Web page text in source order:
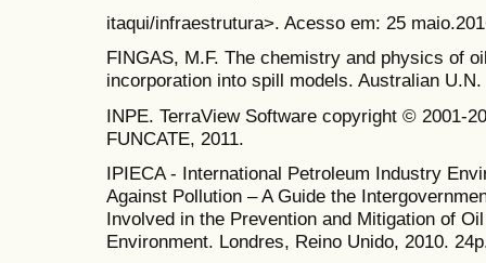
itaqui/infraestrutura>. Acesso em: 25
FINGAS, M.F. The chemistry and physics of
incorporation into spill models. Australian
INPE. TerraView Software copyright © 2001-
FUNCATE, 2011.
IPIECA - International Petroleum Industry
Against Pollution – A Guide the
Involved in the Prevention and Mitigation of
Environment. Londres, Reino Unido, 2010.